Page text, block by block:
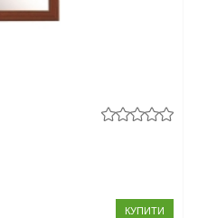
КУПИТИ